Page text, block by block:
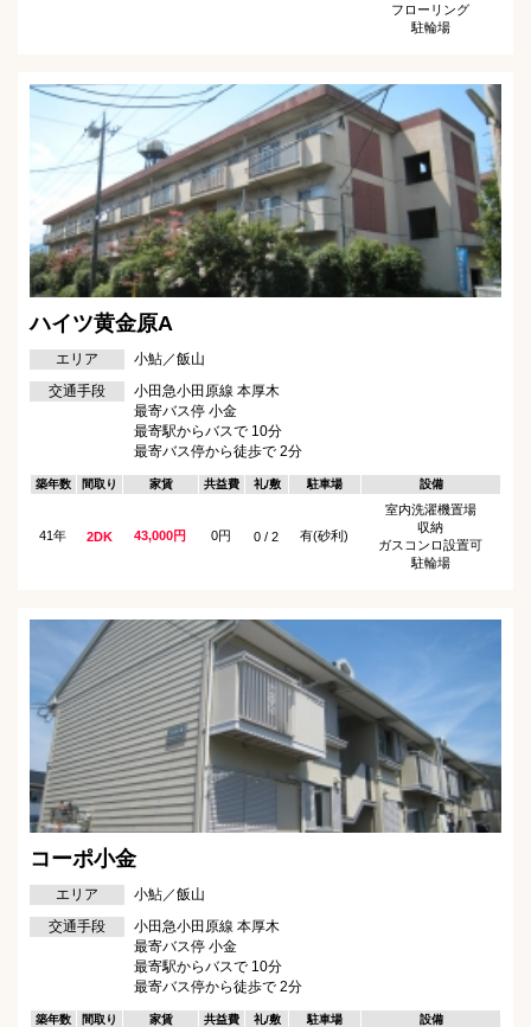
フローリング
駐輪場
ハイツ黄金原A
エリア
小鮎／飯山
交通手段
小田急小田原線 本厚木
最寄バス停 小金
最寄駅からバスで 10分
最寄バス停から徒歩で 2分
築年数 間取り 家賃 共益費 礼/敷 駐車場 設備
41年 2DK 43,000円 0円 0 / 2 有(砂利)
室内洗濯機置場
収納
ガスコンロ設置可
駐輪場
コーポ小金
エリア
小鮎／飯山
交通手段
小田急小田原線 本厚木
最寄バス停 小金
最寄駅からバスで 10分
最寄バス停から徒歩で 2分
築年数 間取り 家賃 共益費 礼/敷 駐車場 設備